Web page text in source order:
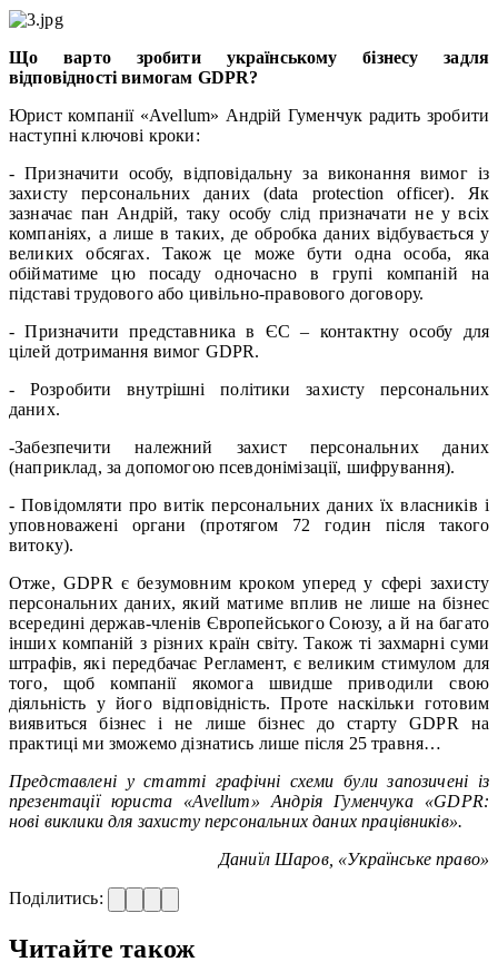
Що варто зробити українському бізнесу задля
відповідності вимогам GDPR?
Юрист компанії «Avellum» Андрій Гуменчук радить зробити
наступні ключові кроки:
- Призначити особу, відповідальну за виконання вимог із
захисту персональних даних (data protection officer). Як
зазначає пан Андрій, таку особу слід призначати не у всіх
компаніях, а лише в таких, де обробка даних відбувається у
великих обсягах. Також це може бути одна особа, яка
обійматиме цю посаду одночасно в групі компаній на
підставі трудового або цивільно-правового договору.
- Призначити представника в ЄС – контактну особу для
цілей дотримання вимог GDPR.
- Розробити внутрішні політики захисту персональних
даних.
-Забезпечити належний захист персональних даних
(наприклад, за допомогою псевдонімізації, шифрування).
- Повідомляти про витік персональних даних їх власників і
уповноважені органи (протягом 72 годин після такого
витоку).
Отже, GDPR є безумовним кроком уперед у сфері захисту
персональних даних, який матиме вплив не лише на бізнес
всередині держав-членів Європейського Союзу, а й на багато
інших компаній з різних країн світу. Також ті захмарні суми
штрафів, які передбачає Регламент, є великим стимулом для
того, щоб компанії якомога швидше приводили свою
діяльність у його відповідність. Проте наскільки готовим
виявиться бізнес і не лише бізнес до старту GDPR на
практиці ми зможемо дізнатись лише після 25 травня…
Представлені у статті графічні схеми були запозичені із
презентації юриста «Avellum» Андрія Гуменчука «GDPR:
нові виклики для захисту персональних даних працівників».
Даниїл Шаров, «Українське право»
Поділитись:
Читайте також